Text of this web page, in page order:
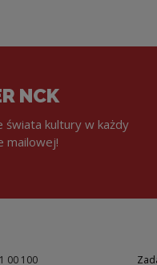
NCK
świata kultury w każdy
mailowej!
00 100